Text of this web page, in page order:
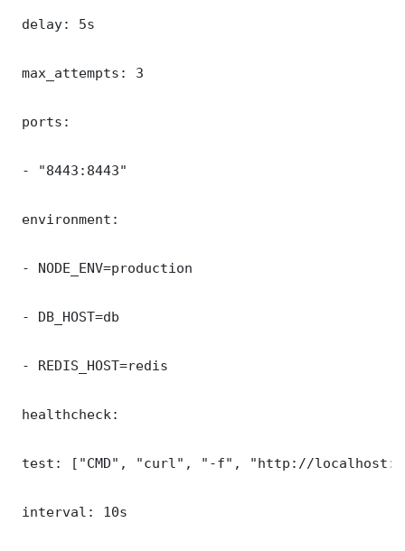
delay: 5s
max_attempts: 3
ports:
- "8443:8443"
environment:
- NODE_ENV=production
- DB_HOST=db
- REDIS_HOST=redis
healthcheck:
test: ["CMD", "curl", "-f", "http://
interval: 10s